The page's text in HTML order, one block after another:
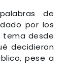
de
por los
tema desde
decidieron
pese a